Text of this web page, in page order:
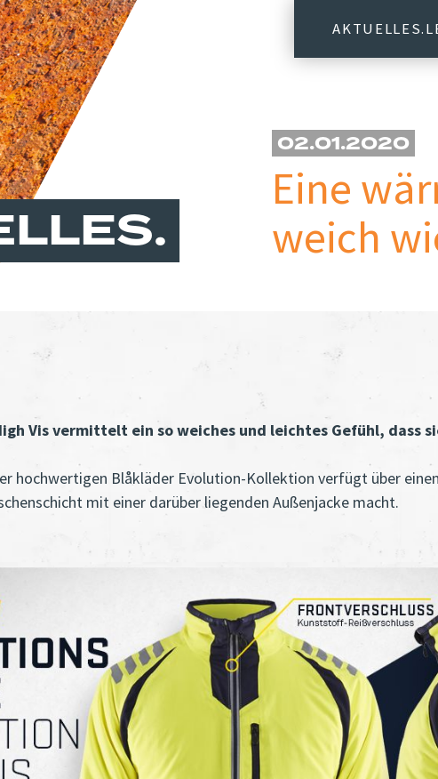
AKTUELLES
Eine
weich
02.01.2020
Vis vermittelt ein so weiches und leichtes Gefühl, dass
hochwertigen Blåkläder Evolution-Kollektion verfügt über
mit einer darüber liegenden Außenjacke macht.